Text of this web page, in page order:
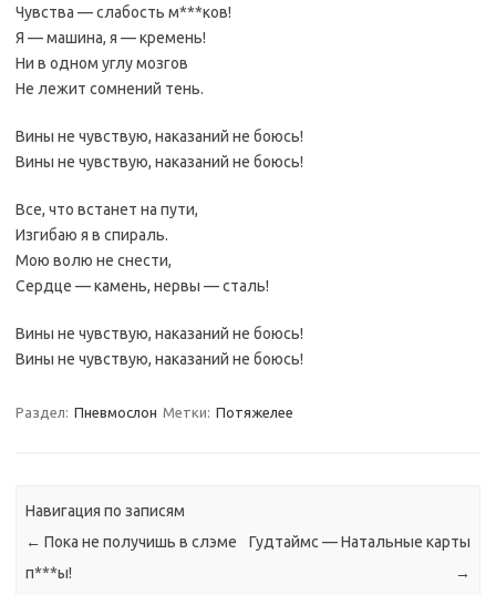
Чувства — слабость м***ков!
Я — машина, я — кремень!
Ни в одном углу мозгов
Не лежит сомнений тень.
Вины не чувствую, наказаний не боюсь!
Вины не чувствую, наказаний не боюсь!
Все, что встанет на пути,
Изгибаю я в спираль.
Мою волю не снести,
Сердце — камень, нервы — сталь!
Вины не чувствую, наказаний не боюсь!
Вины не чувствую, наказаний не боюсь!
Раздел: Пневмослон Метки: Потяжелее
Навигация по записям
← Пока не получишь в слэме
п***ы!
Гудтаймс — Натальные карты
→